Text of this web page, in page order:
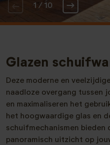
1 / 10
Glazen
Deze moderne en
naadloze overgang tussen
en maximaliseren het
het hoogwaardige glas en
schuifmechanismen bieden
panoramisch uitzicht op